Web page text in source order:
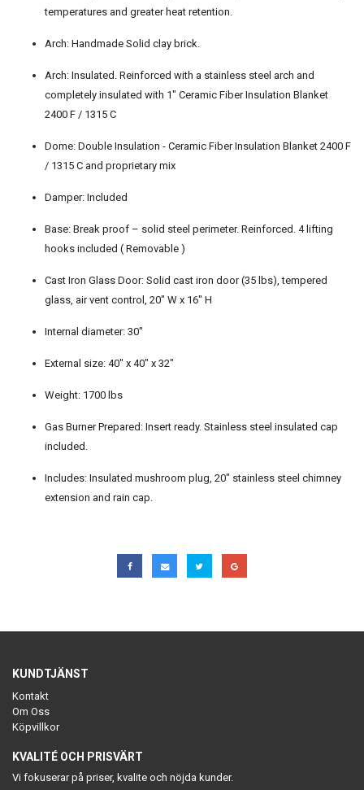
temperatures and greater heat retention.
Arch: Handmade Solid clay brick.
Arch: Insulated. Reinforced with a stainless steel arch and
completely insulated with 1" Ceramic Fiber Insulation Blanket
2400 F / 1315 C
Dome: Double Insulation - Ceramic Fiber Insulation Blanket 2400 F
/ 1315 C and proprietary mix
Damper: Included
Base: Break proof – solid steel perimeter. Reinforced. 4 lifting
hooks included ( Removable )
Cast Iron Glass Door: Solid cast iron door (35 lbs), tempered
glass, air vent control, 20" W x 16" H
Internal diameter: 30"
External size: 40" x 40" x 32"
Weight: 1700 lbs
Gas Burner Prepared: Insert ready. Stainless steel insulated cap
included.
Includes: Insulated mushroom plug, 20" stainless steel chimney
extension and rain cap.
KUNDTJÄNST
Kontakt
Om Oss
Köpvillkor
KVALITÉ OCH PRISVÄRT
Vi fokuserar på priser, kvalite och nöjda kunder.